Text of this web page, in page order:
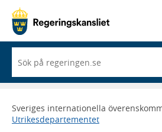
du
börjar
skriva
framträder
en
Sveriges internationella
Utrikesdepartementet